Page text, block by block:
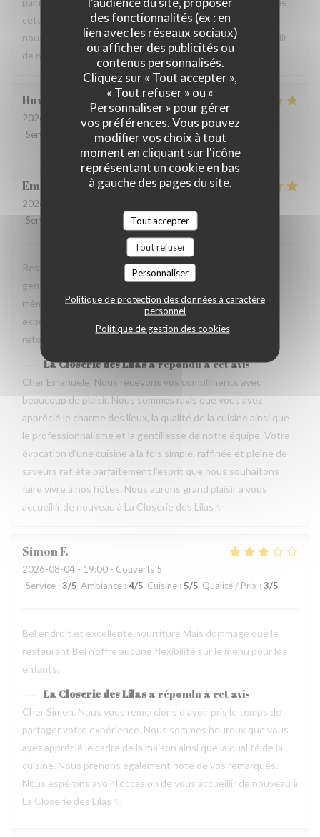
des fonctionnalités (ex : en
lien avec les réseaux sociaux)
ou afficher des publicités ou
contenus personnalisés.
Cliquez sur « Tout accepter »,
« Tout refuser » ou «
Personnaliser » pour gérer
vos préférences. Vous pouvez
modifier vos choix à tout
moment en cliquant sur l'icône
représentant un cookie en bas
à gauche des pages du site.
Tout accepter
Tout refuser
Personnaliser
Politique de protection des données à caractère
personnel
Politique de gestion des cookies
cette expérience a contribué à la réussite de votre repas
nous fait très plaisir. Nous serons heureux de vous accueillir
de nouveau à La Closerie des Lilas ✨
Howard
2026-07-31
- 20:15 - Couverts 4
Service
Ambiance: 5/5 Cuisine:5/5 Qualité / Prix
Emanuele C
2026-07-31
Service
5/5 Cuisine:5
Restaurant tres agreable, personnel avec expertise, tres
gentil et amable avec esprit! Cuisine simple et raffiné au
même temps, avec goût. Location charmante, pour un
experience que merece de retourner plusieur fois. Je
retournerai
La Closerie des Lilasa répondu à cet avis
Cher Emanuele, Nous recevons vos compliments avec
beaucoup de plaisir. Nous sommes ravis que vous ayez
apprécié le charme des lieux, la qualité de la cuisine ainsi que
le professionnalisme et la gentillesse de notre équipe. Votre
évocation d’une cuisine à la fois simple, raffinée et pleine de
saveurs reflète parfaitement l’esprit que nous souhaitons
faire vivre à nos hôtes. Nous aurons grand plaisir à vous
accueillir de nouveau à La Closerie des Lilas ✨
SimonF
2026-08-04 - 19:00 - Couverts 5
Service : 3/5 Ambiance : 4/5 Cuisine : 5/5 Qualité / Prix : 3/5
Bel endroit et excellente nourriture Mais dommage que le
restaurant Bel n’offre aucune flexibilité sur le menu pour les
enfants.
La Closerie des Lilas a répondu à cet avis
Cher Simon, Nous vous remercions d’avoir pris le temps de
partager votre expérience. Nous sommes heureux que vous
ayez apprécié le cadre de la maison ainsi que la qualité de la
cuisine. Nous prenons également note de vos remarques.
Nous espérons avoir l’occasion de vous accueillir de nouveau à
La Closerie des Lilas ✨